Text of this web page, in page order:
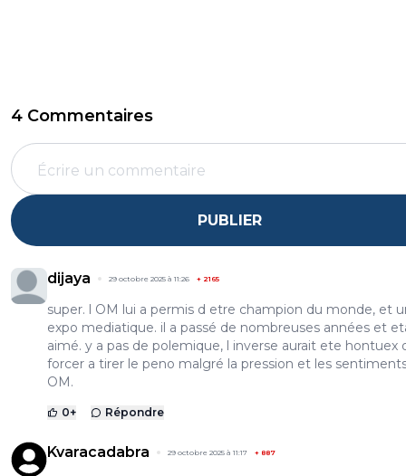
4 Commentaires
PUBLIER
dijaya 29 octobre 2025 à 11:26 + 2165
super. l OM lui a permis d etre champion du monde, et
expo mediatique. il a passé de nombreuses années et
aimé. y a pas de polemique, l inverse aurait ete hontuex
forcer a tirer le peno malgré la pression et les
OM.
0+ Répondre
Kvaracadabra 29 octobre 2025 à 11:17 + 887